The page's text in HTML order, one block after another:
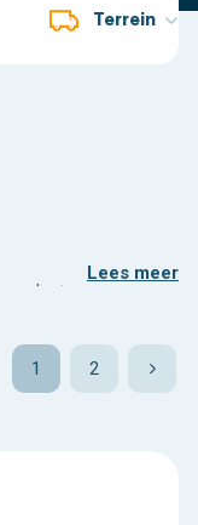
Terrein
Lees meer
1 2